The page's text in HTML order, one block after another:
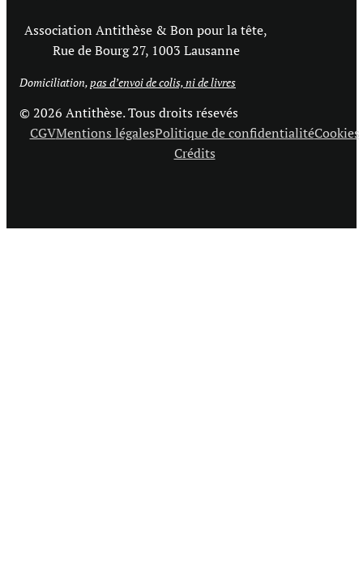
Association Antithèse & Bon pour la tête,
Rue de Bourg 27, 1003 Lausanne
Domiciliation, pas d’envoi de colis, ni de livres
© 2026 Antithèse. Tous droits résevés
CGVMentions légalesPolitique de confidentialitéCookies
Crédits